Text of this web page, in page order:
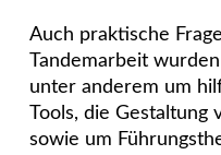
Auch praktische
Tandemarbeit
unter anderem um
Tools, die Gestaltung
sowie um